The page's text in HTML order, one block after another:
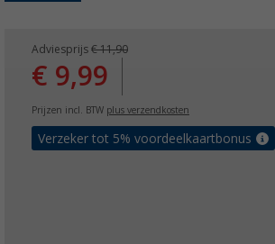
Adviesprijs € 11,90
€ 9,99
Prijzen incl. BTW plus verzendkosten
Verzeker tot 5% voordeelkaartbonus